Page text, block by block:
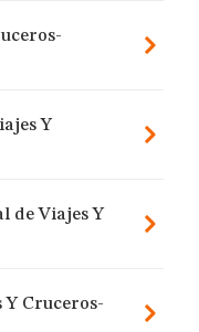
Y
de Viajes Y
Y Cruceros-